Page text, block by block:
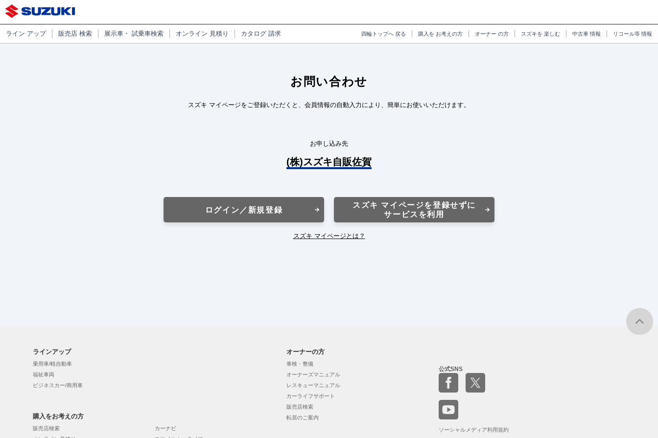
ライン アップ 販売店 検索 展示車・ 試乗車検索 オンライン 見積り カタログ 請求 四輪トップへ 戻る 購入を お考えの方 オーナー の方 スズキを 楽しむ 中古車情報 リコール等情報
お問い合わせ
スズキ マイページをご登録いただくと、会員情報の自動入力により、簡単にお使いいただけます。
お申し込み先
(株)スズキ自販佐賀
ログイン／新規登録
スズキ マイページを登録せずに
サービスを利用
スズキ マイページとは？
ラインアップ
乗用車/軽自動車
福祉車両
ビジネスカー/商用車
購入をお考えの方
販売店検索
カーナビ
オーナーの方
車検・整備
オーナーズマニュアル
レスキューマニュアル
カーライフサポート
販売店検索
転居のご案内
公式SNS
ソーシャルメディア利用規約